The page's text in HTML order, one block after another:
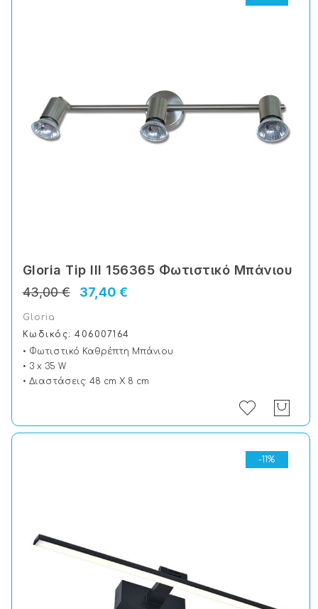
Gloria Tip III 156365 Φωτιστικό Μπάνιου
37,40 €
43,00 €
Gloria
Κωδικός: 406007164
• Φωτιστικό Καθρέπτη Μπάνιου
• 3 x 35 W
• Διαστάσεις: 48 cm X 8 cm
-11%